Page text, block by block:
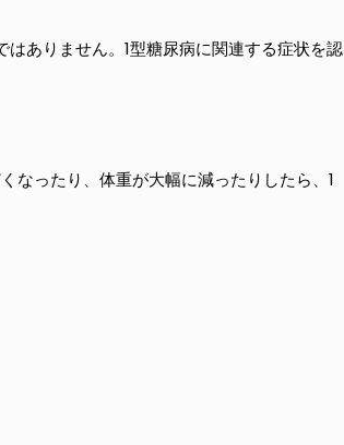
ありません。1型糖尿病に関連する症状を認
なったり、体重が大幅に減ったりしたら、1